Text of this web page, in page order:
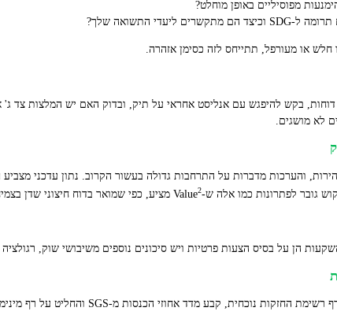
מפוסיליים באופן מוחלט?
או מעורפל, תתייחס לזה כסימן אזהרה.
בקש להיפגש עם אנליסט אחראי על תיק, ובדוק האם יש המלצות צד ג'
לא מושגים.
והערכות מדברות על התרחבות גדולה בעשור הקרוב. נתון עדכני
2 מציע, כפי שמואר בדוח חיצוני שדן
הן על בסיס הצעות פרטיות ויש סיכונים נוספים משיבושי שוק,